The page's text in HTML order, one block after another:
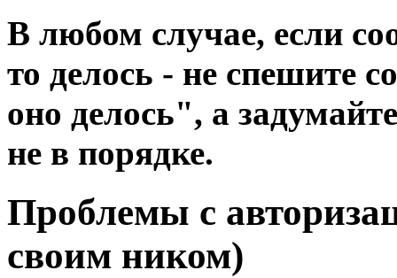
В любом случае, если
то делось - не спешите
оно делось", а
не в порядке.
Проблемы с
своим ником)